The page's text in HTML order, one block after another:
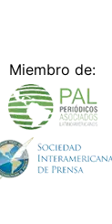
Miembro de: